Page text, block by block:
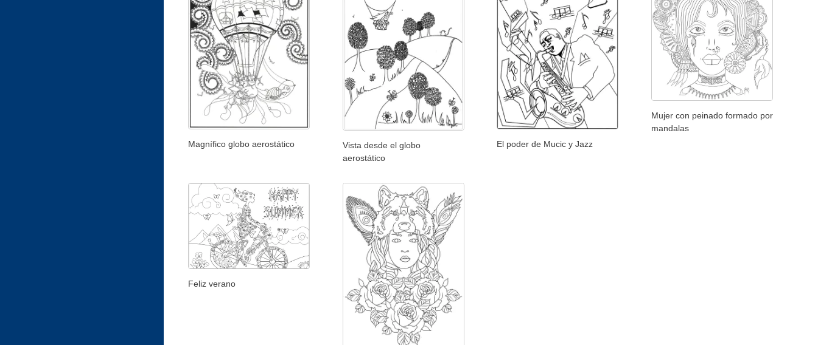
Magnífico globo aerostático
Vista desde el globo
aerostático
El poder de Mucic y Jazz
Mujer con peinado formado por
mandalas
Feliz verano